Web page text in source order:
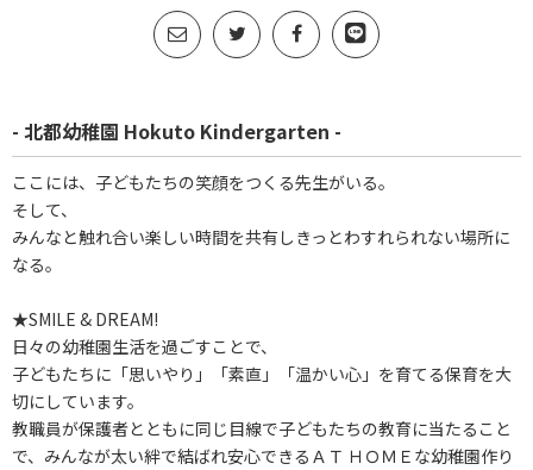
- 北都幼稚園 Hokuto Kindergarten -
ここには、子どもたちの笑顔をつくる先生がいる。
そして、
みんなと触れ合い楽しい時間を共有しきっとわすれられない場所に
なる。
★SMILE & DREAM!
日々の幼稚園生活を過ごすことで、
子どもたちに「思いやり」「素直」「温かい心」を育てる保育を大
切にしています。
教職員が保護者とともに同じ目線で子どもたちの教育に当たること
で、みんなが太い絆で結ばれ安心できるＡＴ ＨＯＭＥな幼稚園作り